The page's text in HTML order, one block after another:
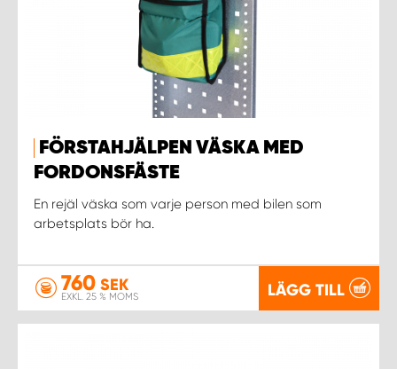
FÖRSTAHJÄLPEN VÄSKA MED
FORDONSFÄSTE
En rejäl väska som varje person med bilen som
arbetsplats bör ha.
760 SEK
EXKL. 25 % MOMS LÄGG TILL
WORK SYSTEM LINKÖPING
WORK SYSTEM NORRKÖPING
WORK SYSTEM SKELLEFTEÅ
WORK SYSTEM SKÖVDE
WORK SYSTEM STOCKHOLM NORR